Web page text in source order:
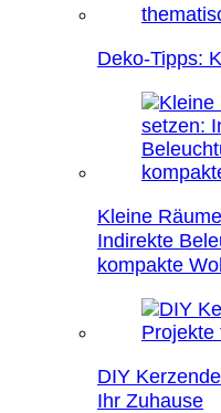
Deko-Tipps:
Kleine
Indirekte
kompakte
DIY
Ihr Zuhause